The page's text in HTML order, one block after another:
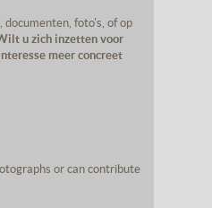
documenten, foto's, of op
u zich inzetten voor
meer concreet
or can contribute